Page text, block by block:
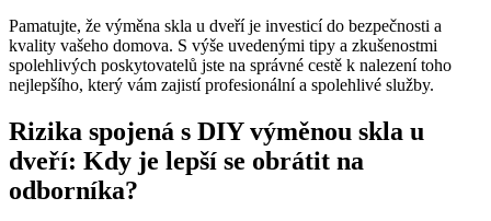
Pamatujte, že výměna skla u dveří je ⁣investicí ‍do bezpečnosti a
kvality vašeho domova. S výše uvedenými tipy‍ a zkušenostmi
spolehlivých poskytovatelů jste na správné cestě⁢ k⁢ nalezení‍ toho
nejlepšího, který vám zajistí profesionální a spolehlivé služby.
Rizika spojená s DIY výměnou skla⁢ u
dveří: ​Kdy je lepší ⁣se obrátit na
odborníka?